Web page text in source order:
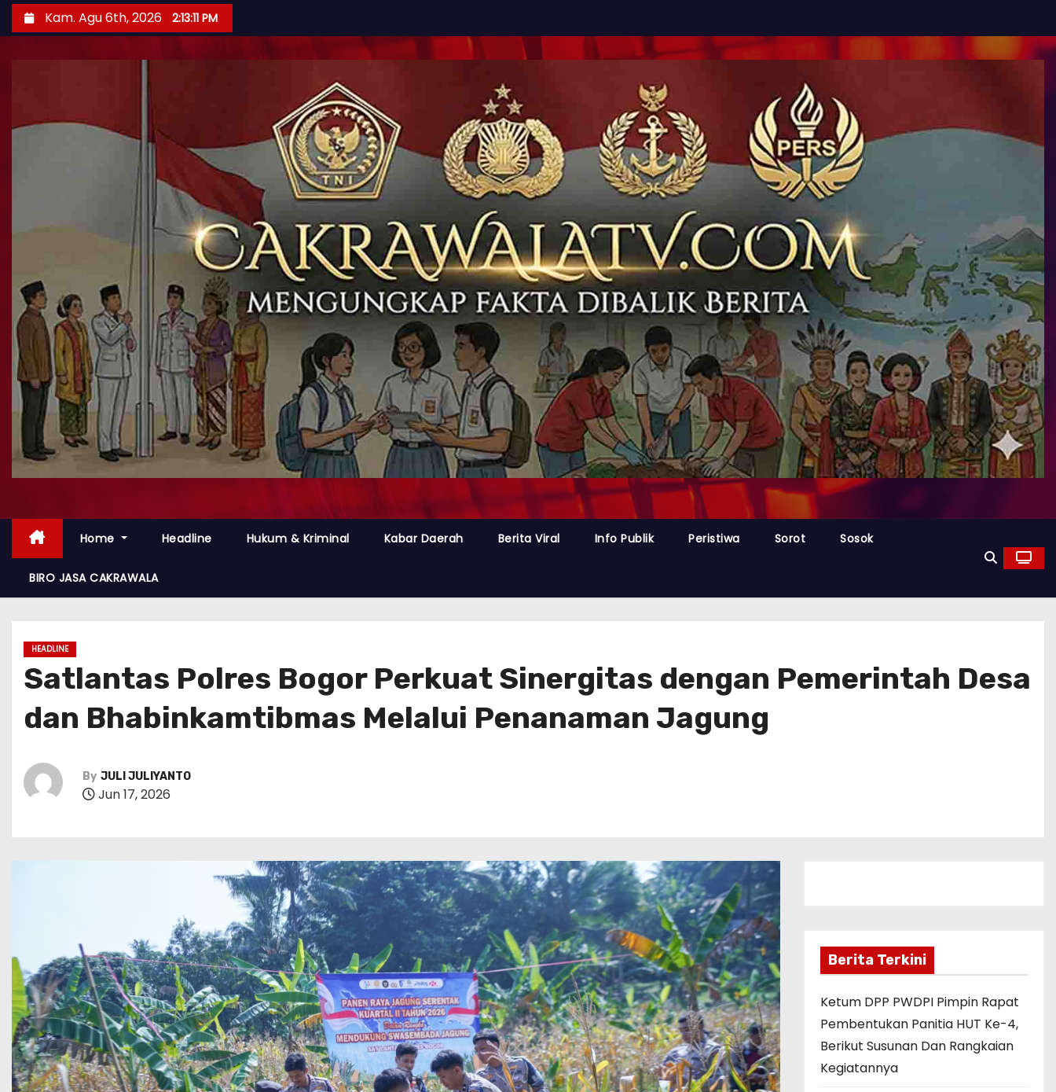
Kam. Agu 6th, 2026 2:13:12 PM
Home Headline Hukum & Kriminal Kabar Daerah Berita Viral Info Publik Peristiwa Sorot Sosok
BIRO JASA CAKRAWALA
HEADLINE
Satlantas Polres Bogor Perkuat Sinergitas dengan Pemerintah Desa
dan Bhabinkamtibmas Melalui Penanaman Jagung
By JULI JULIYANTO
Jun 17, 2026
Berita Terkini
Ketum DPP PWDPI Pimpin Rapat
Pembentukan Panitia HUT Ke-4,
Berikut Susunan Dan Rangkaian
Kegiatannya